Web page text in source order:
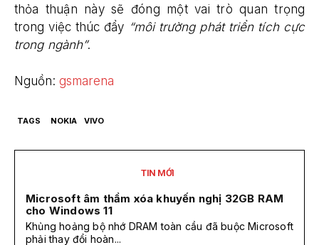
thỏa thuận này sẽ đóng một vai trò quan trọng
trong việc thúc đẩy “môi trường phát triển tích cực
trong ngành”.
Nguồn: gsmarena
TAGS NOKIA VIVO
TIN MỚI
Microsoft âm thầm xóa khuyến nghị 32GB RAM
cho Windows 11
Khủng hoảng bộ nhớ DRAM toàn cầu đã buộc Microsoft
phải thay đổi hoàn...